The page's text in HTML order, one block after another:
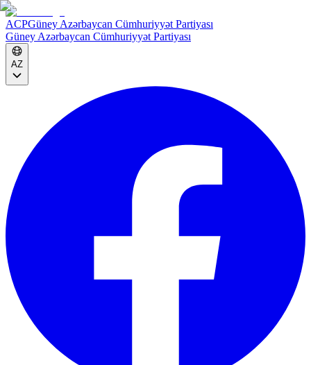
ACPGüney Azərbaycan Cümhuriyyət Partiyası
Güney Azərbaycan Cümhuriyyət Partiyası
AZ